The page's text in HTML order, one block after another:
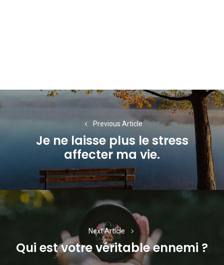
Navigation
l’article
Previous Article
Previous
post:
Je ne laisse plus le stress
affecter ma vie.
Next Article
Next
post:
Qui est votre véritable ennemi ?